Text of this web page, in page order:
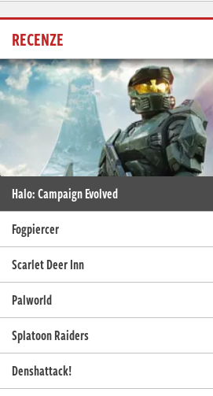
RECENZE
Halo: Campaign Evolved
Fogpiercer
Scarlet Deer Inn
Palworld
Splatoon Raiders
Denshattack!